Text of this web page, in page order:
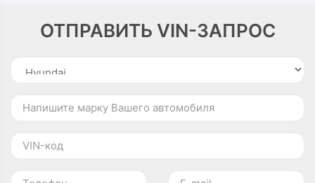
ОТПРАВИТЬ VIN-ЗАПРОС